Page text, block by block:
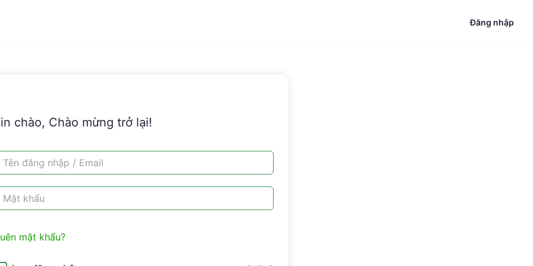
Đăng nhập
chào, Chào mừng trở lại!
mật khẩu?